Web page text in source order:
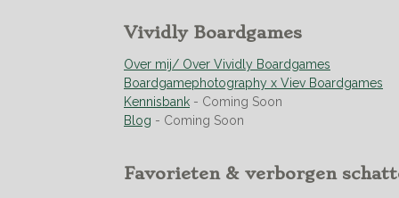
n
g
:
4
.
9
3
r r
r
e
n
r
r
e
n
r
r
e
n
r
r
e
n
n
Vividly Boardgames
Over mij/ Over Vividly Boardgames
Boardgamephotography x Viev Boardgames
Kennisbank - Coming Soon
Blog - Coming Soon
Favorieten & verborgen